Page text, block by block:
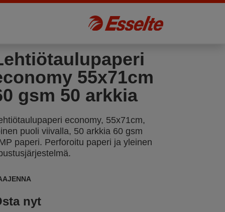
55x71cm
gsm 50 arkkia
economy, 55x71cm,
puoli viivalla, 50 arkkia 60 gsm
paperi. Perforoitu paperi ja yleinen
nyt